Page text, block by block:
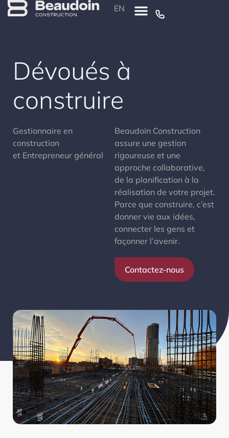
EN
Dévoués à
construire
Gestionnaire en
construction
et Entrepreneur général
Beaudoin Construction
assure une gestion
rigoureuse et une
approche collaborative,
de la planification à la
réalisation de votre projet.
Parce que construire, c’est
donner vie aux idées,
connecter les gens et
façonner l’avenir.
Contactez-nous